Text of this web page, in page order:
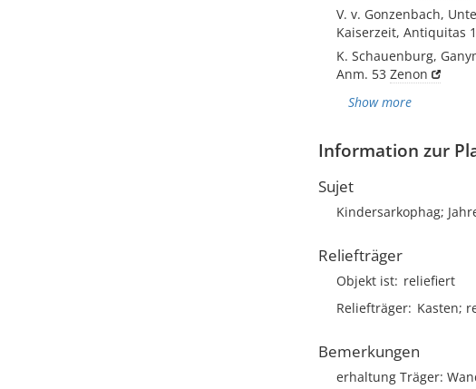
V. v. Gonzenbach,
Kaiserzeit, Antiquitas
K. Schauenburg,
Anm. 53 Zenon
Show more
Information zur
Sujet
Kindersarkophag;
Reliefträger
Objekt ist reliefiert
Reliefträger Kasten;
Bemerkungen
erhaltung Träger: